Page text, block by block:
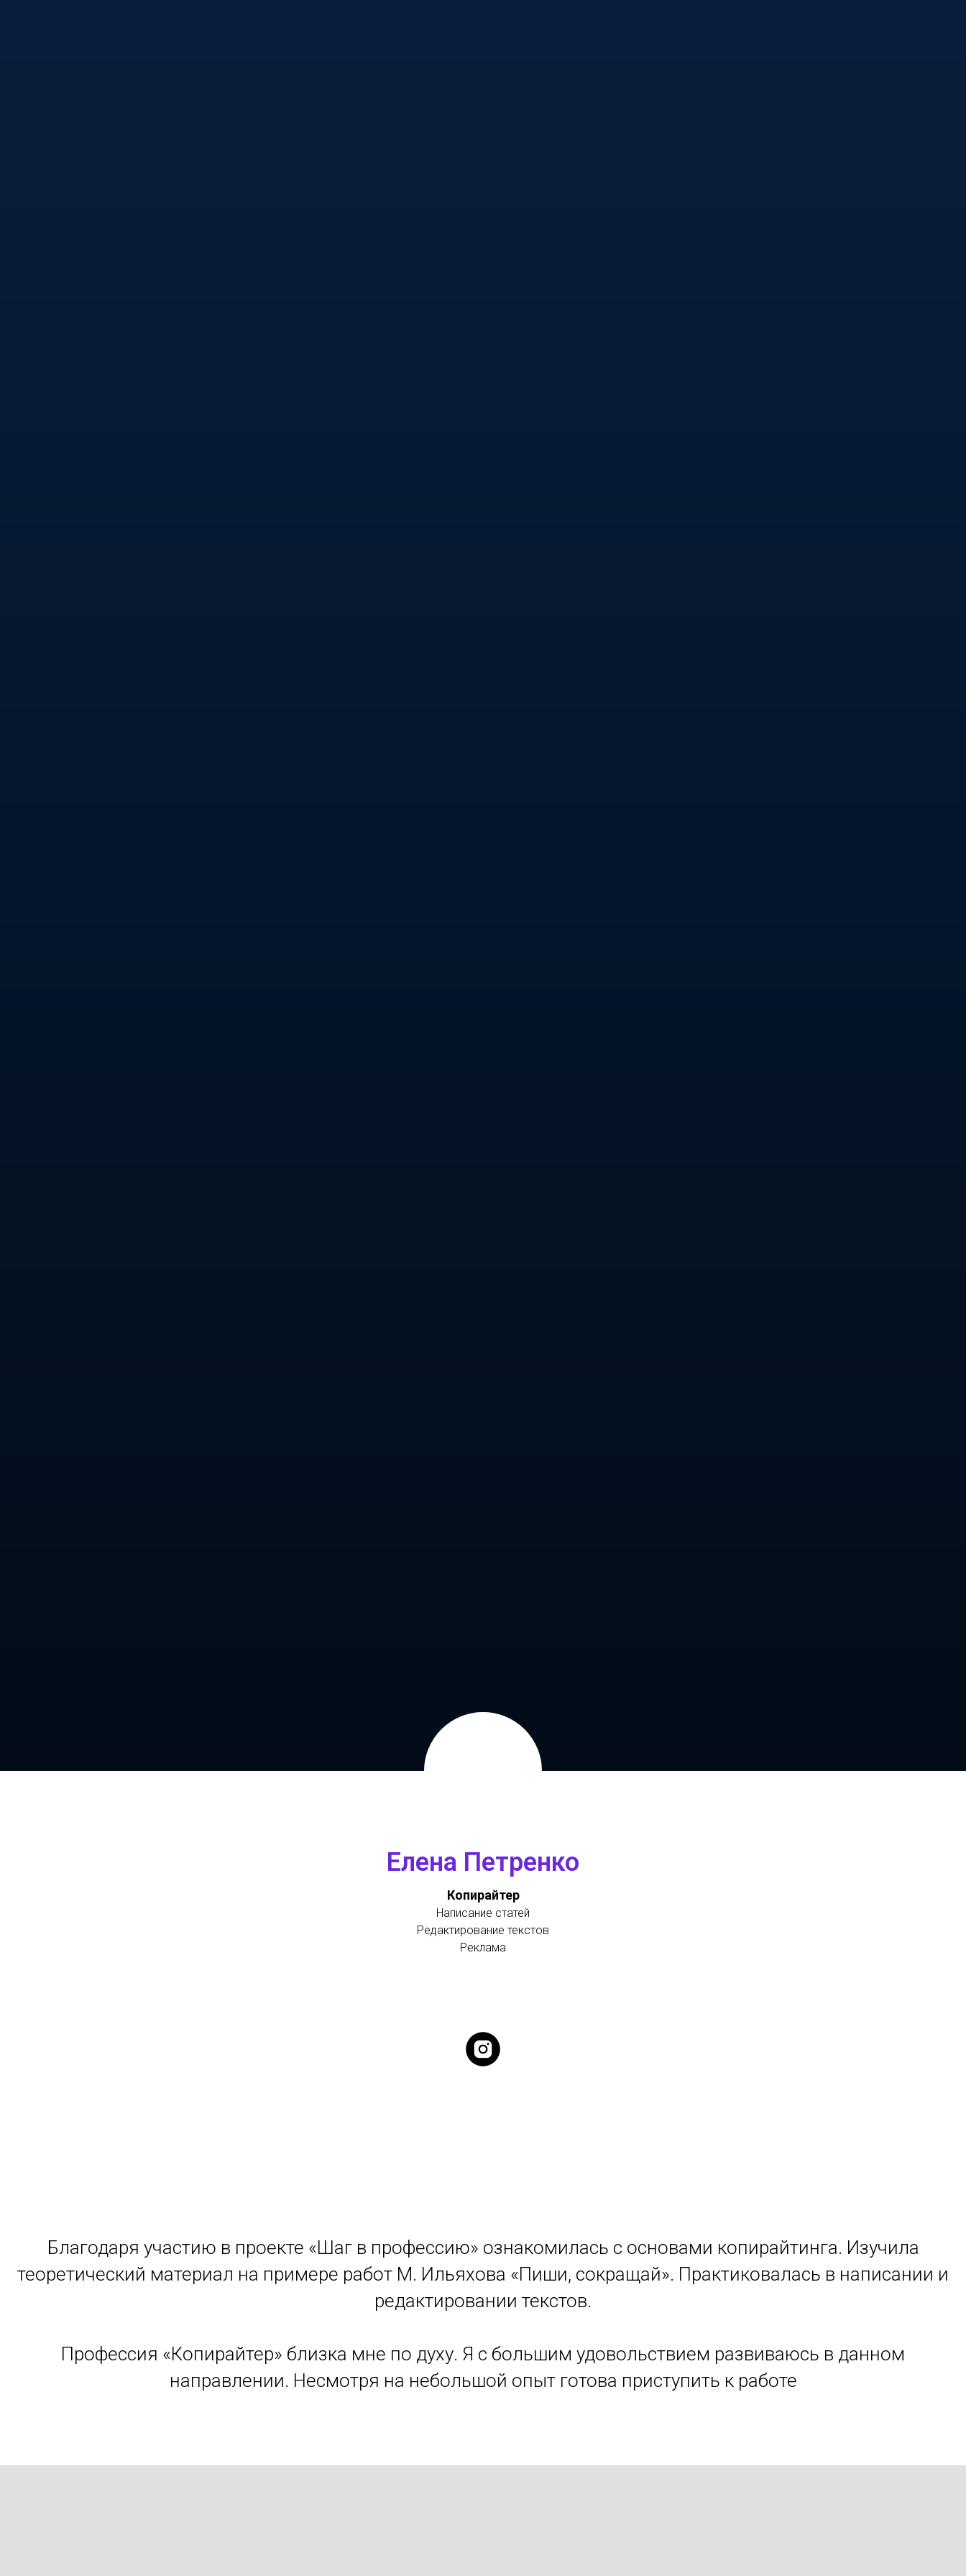
Елена Петренко
Копирайтер
Написание статей
Редактирование текстов
Реклама
Благодаря участию в проекте «Шаг в профессию» ознакомилась с основами копирайтинга. Изучила
теоретический материал на примере работ М. Ильяхова «Пиши, сокращай». Практиковалась в написании и
редактировании текстов.
Профессия «Копирайтер» близка мне по духу. Я с большим удовольствием развиваюсь в данном
направлении. Несмотря на небольшой опыт готова приступить к работе